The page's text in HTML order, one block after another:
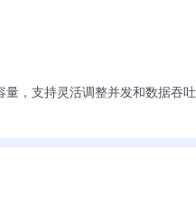
，支持灵活调整并发和数据吞